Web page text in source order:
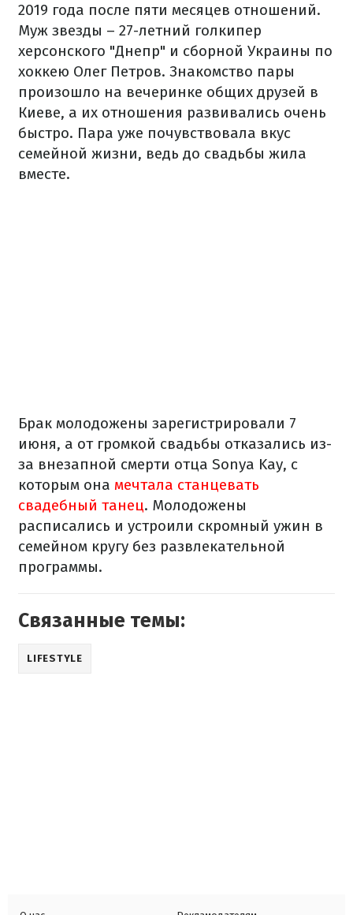
2019 года после пяти месяцев отношений.
Муж звезды – 27-летний голкипер
херсонского "Днепр" и сборной Украины по
хоккею Олег Петров. Знакомство пары
произошло на вечеринке общих друзей в
Киеве, а их отношения развивались очень
быстро. Пара уже почувствовала вкус
семейной жизни, ведь до свадьбы жила
вместе.
Брак молодожены зарегистрировали 7
июня, а от громкой свадьбы отказались из-
за внезапной смерти отца Sonya Kay, с
которым она мечтала станцевать
свадебный танец. Молодожены
расписались и устроили скромный ужин в
семейном кругу без развлекательной
программы.
Связанные темы:
LIFESTYLE